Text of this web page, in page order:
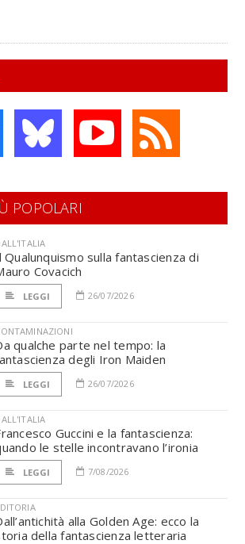
POPOLARI
Qualunquismo sulla fantascienza di
Covacich
LEGGI 26/07/2026
qualche parte nel tempo: la
degli Iron Maiden
LEGGI 26/07/2026
Guccini e la fantascienza:
le stelle incontravano l’ironia
LEGGI 7/08/2026
alla Golden Age: ecco la
della fantascienza letteraria